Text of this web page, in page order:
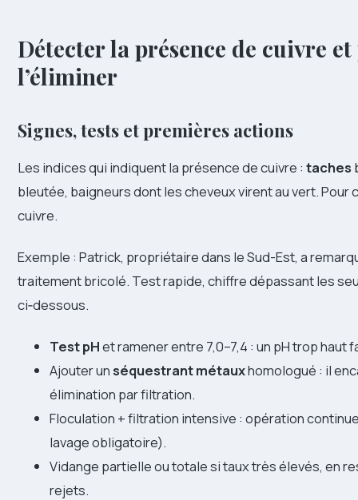
Détecter la présence de cuivre
l’éliminer
Signes, tests et premières actions
Les indices qui indiquent la présence de cuivre : taches
bleutée, baigneurs dont les cheveux virent au vert.
cuivre.
Exemple : Patrick, propriétaire dans le Sud-Est, a
traitement bricolé. Test rapide, chiffre dépassant les
ci‑dessous.
Test pHet ramener entre 7,0–7,4 : un pH trop
Ajouter unséquestrant métauxhomologué : il
élimination par filtration.
Floculation + filtration intensive : opération
lavage obligatoire).
Vidange partielle ou totale si taux très élevés, en
rejets.